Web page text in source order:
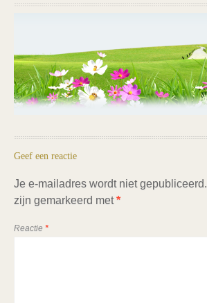
Geef een reactie
Je e-mailadres wordt niet gepubliceerd.
zijn gemarkeerd met*
Reactie *